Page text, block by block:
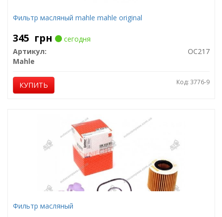
Фильтр масляный mahle mahle original
345 грн
сегодня
Артикул:
OC217
Mahle
КУПИТЬ Код: 3776-9
Фильтр масляный